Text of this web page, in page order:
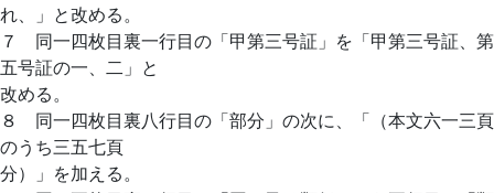
れ、」と改める。
７ 同一四枚目裏一行目の「甲第三号証」を「甲第三号証、第
五号証の一、二」と
改める。
８ 同一四枚目裏八行目の「部分」の次に、「（本文六一三頁
のうち三五七頁
分）」を加える。